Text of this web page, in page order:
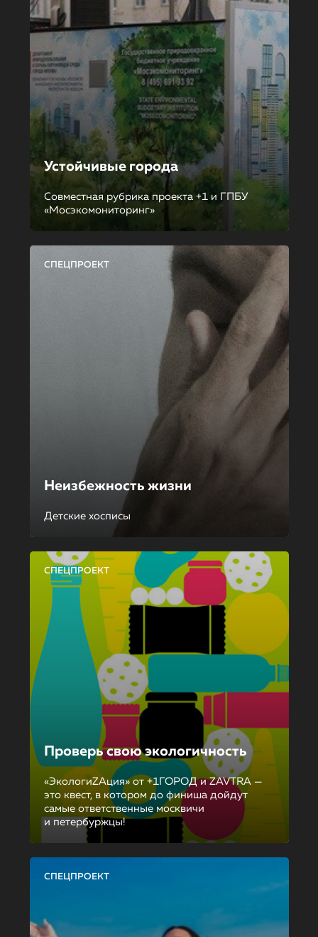
Устойчивые города
Совместная рубрика проекта +1 и ГПБУ
«Мосэкомониторинг»
СПЕЦПРОЕКТ
Неизбежность жизни
Детские хосписы
СПЕЦПРОЕКТ
Проверь свою экологичность
«ЭкологиZAция» от +1ГОРОД и ZAVTRA —
это квест, в котором до финиша дойдут
самые ответственные москвичи
и петербуржцы!
СПЕЦПРОЕКТ